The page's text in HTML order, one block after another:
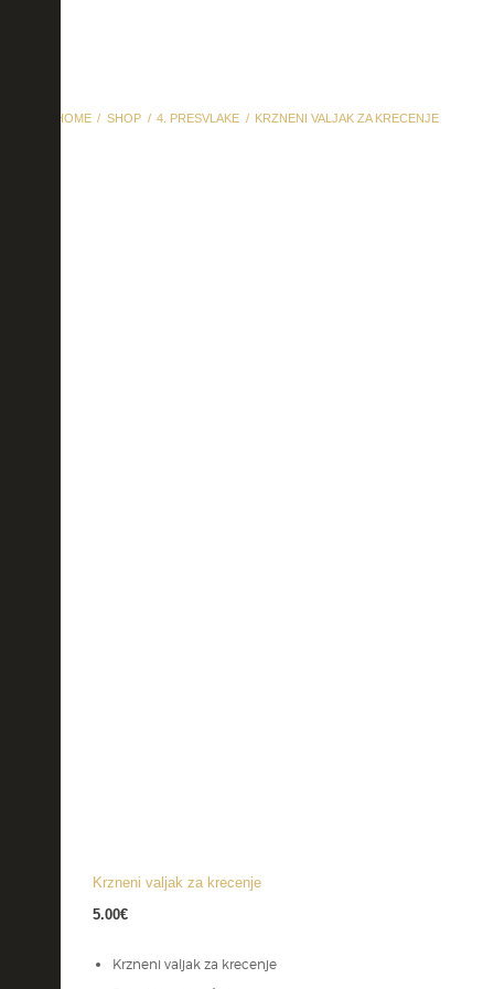
HOME SHOP 4. PRESVLAKE KRZNENI VALJAK ZA KRECENJE
Krzneni valjak za krecenje
5.00€
Krzneni valjak za krecenje